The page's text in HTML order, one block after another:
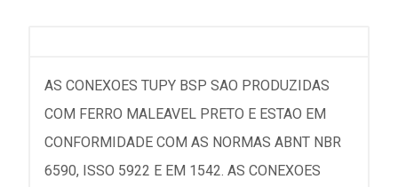
AS CONEXOES TUPY BSP SAO PRODUZIDAS
COM FERRO MALEAVEL PRETO E ESTAO EM
CONFORMIDADE COM AS NORMAS ABNT NBR
6590, ISSO 5922 E EM 1542. AS CONEXOES